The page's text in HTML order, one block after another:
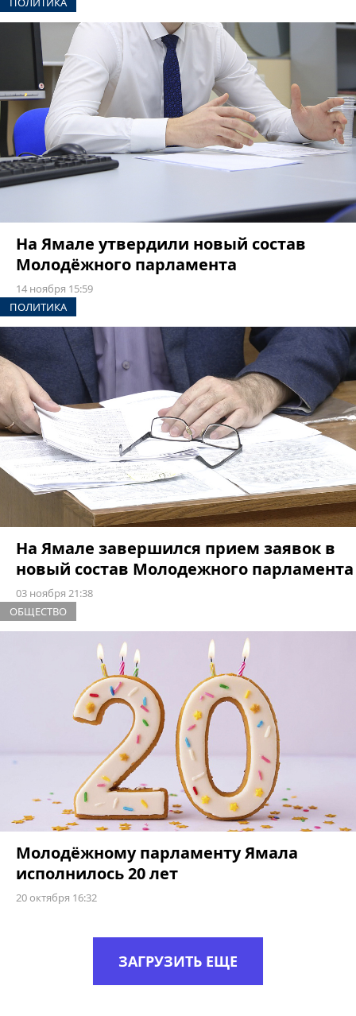
На Ямале утвердили новый состав
Молодёжного парламента
14 ноября 15:59
ПОЛИТИКА
На Ямале завершился прием заявок в
новый состав Молодежного парламента
03 ноября 21:38
ОБЩЕСТВО
Молодёжному парламенту Ямала
исполнилось 20 лет
20 октября 16:32
ЗАГРУЗИТЬ ЕЩЕ